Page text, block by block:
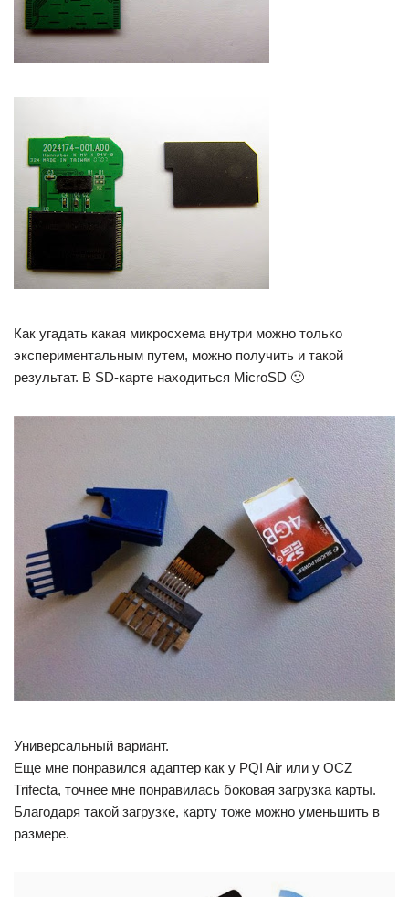
Как угадать какая микросхема внутри можно только
экспериментальным путем, можно получить и такой
результат. В SD-карте находиться MicroSD 🙂
Универсальный вариант.
Еще мне понравился адаптер как у PQI Air или у OCZ
Trifecta, точнее мне понравилась боковая загрузка карты.
Благодаря такой загрузке, карту тоже можно уменьшить в
размере.